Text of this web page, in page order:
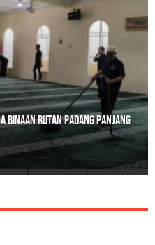
di Tanah Datar